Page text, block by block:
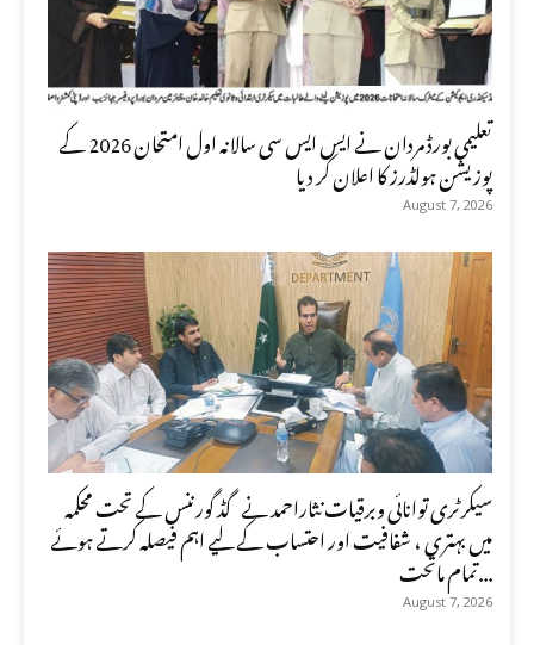
تعلیمی بورڈ مردان نے ایس ایس سی سالانہ اول امتحان 2026 کے
پوزیشن ہولڈرز کا اعلان کر دیا
August 7, 2026
سیکرٹری توانائی وبرقیات نثاراحمد نے گڈ گورننس کے تحت محکمہ
میں بہتری ، شفافیت اور احتساب کے لیے اہم فیصلہ کرتے ہوئے
تمام ماتحت...
August 7, 2026